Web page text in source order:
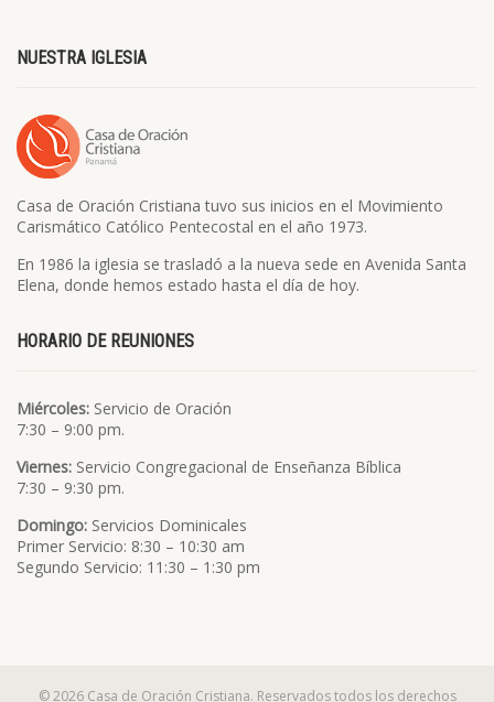
NUESTRA IGLESIA
Casa de Oración Cristiana tuvo sus inicios en el Movimiento
Carismático Católico Pentecostal en el año 1973.
En 1986 la iglesia se trasladó a la nueva sede en Avenida Santa
Elena, donde hemos estado hasta el día de hoy.
HORARIO DE REUNIONES
Miércoles: Servicio de Oración
7:30 – 9:00 pm.
Viernes: Servicio Congregacional de Enseñanza Bíblica
7:30 – 9:30 pm.
Domingo: Servicios Dominicales
Primer Servicio: 8:30 – 10:30 am
Segundo Servicio: 11:30 – 1:30 pm
© 2026 Casa de Oración Cristiana. Reservados todos los derechos